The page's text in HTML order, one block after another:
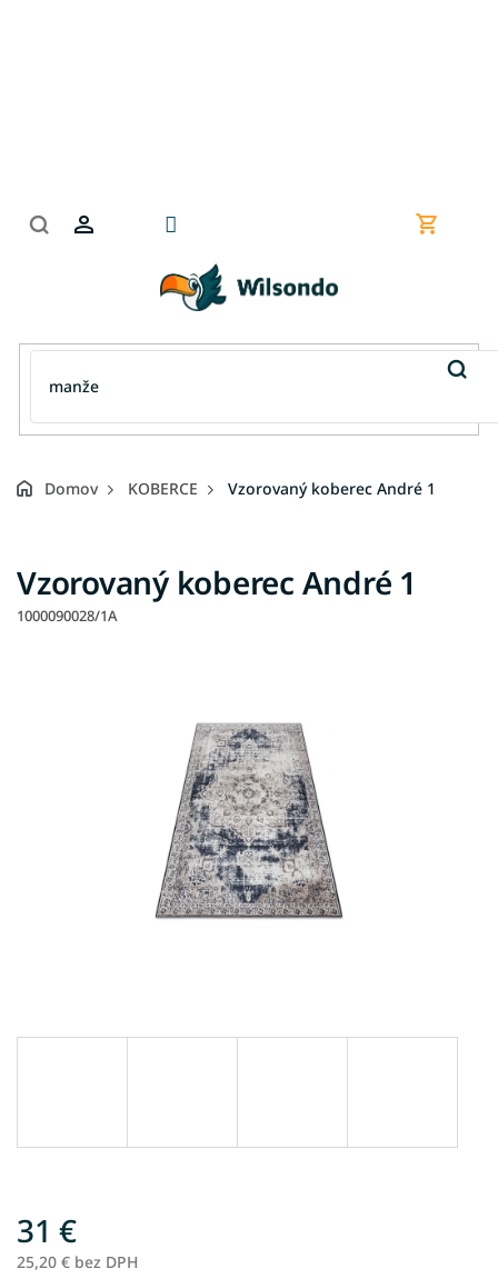
Domov KOBERCE Vzorovaný koberec André 1
Vzorovaný koberec André 1
1000090028/1A
31 €
25,20 € bez DPH